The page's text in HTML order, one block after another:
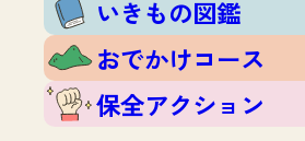
保全アクション
調査レポートTOP
調査結果
ふくおかいきものマップ
マッチング
マッチングTOP
掲載申し込みフォーム
お問合せ
いきもの図鑑
おでかけコース
保全アクション